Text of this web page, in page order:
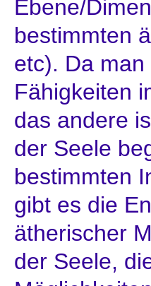
Ebene/
bestimmten
etc). Da
Fähigkeiten
das andere
der Seele
bestimmten
gibt es die
ätherischer
der Seele,